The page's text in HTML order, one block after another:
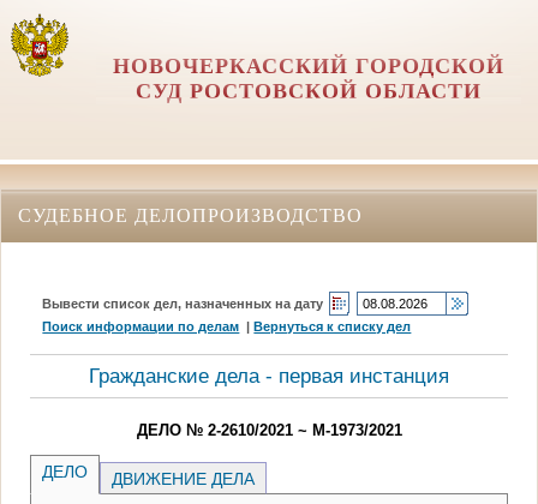
НОВОЧЕРКАССКИЙ ГОРОДСКОЙ
СУД РОСТОВСКОЙ ОБЛАСТИ
СУДЕБНОЕ ДЕЛОПРОИЗВОДСТВО
Вывести список дел, назначенных на дату
Поиск информации по делам |Вернуться к списку дел
Гражданские дела - первая инстанция
ДЕЛО № 2-2610/2021 ~ М-1973/2021
ДЕЛО ДВИЖЕНИЕ ДЕЛА